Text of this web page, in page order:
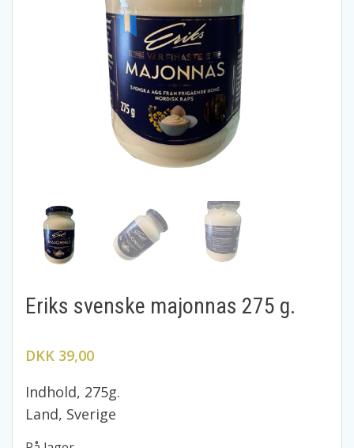
Eriks svenske majonnas 275 g.
DKK 39,00
Indhold, 275g.
Land, Sverige